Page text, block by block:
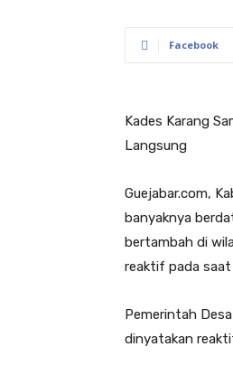
Facebook
Kades Karang
Langsung
Guejabar.com,
banyaknya
bertambah di
reaktif pada saat
Pemerintah
dinyatakan